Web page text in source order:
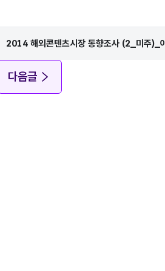
2014 해외콘텐츠시장 동향조사 (2_미주)_
다음글